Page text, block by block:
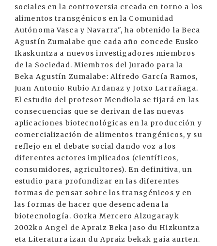
sociales en la controversia creada en torno a los
alimentos transgénicos en la Comunidad
Autónoma Vasca y Navarra", ha obtenido la Beca
Agustín Zumalabe que cada año concede Eusko
Ikaskuntza a nuevos investigadores miembros
de la Sociedad. Miembros del Jurado para la
Beka Agustín Zumalabe: Alfredo García Ramos,
Juan Antonio Rubio Ardanaz y Jotxo Larrañaga.
El estudio del profesor Mendiola se fijará en las
consecuencias que se derivan de las nuevas
aplicaciones biotecnológicas en la producción y
comercialización de alimentos trangénicos, y su
reflejo en el debate social dando voz a los
diferentes actores implicados (científicos,
consumidores, agricultores). En definitiva, un
estudio para profundizar en las diferentes
formas de pensar sobre los transgénicos y en
las formas de hacer que desencadena la
biotecnología. Gorka Mercero Alzugarayk
2002ko Angel de Apraiz Beka jaso du Hizkuntza
eta Literatura izan du Apraiz bekak gaia aurten.